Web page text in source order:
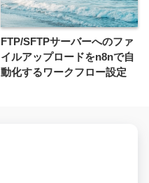
FTP/SFTPサーバーへのファ
イルアップロードをn8nで自
動化するワークフロー設定